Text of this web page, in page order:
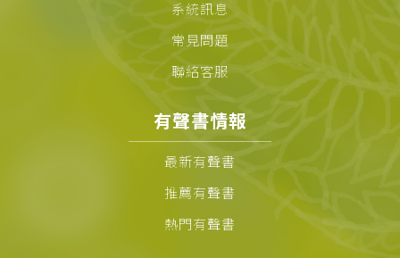
系統訊息
常見問題
聯絡客服
有聲書情報
最新有聲書
推薦有聲書
熱門有聲書